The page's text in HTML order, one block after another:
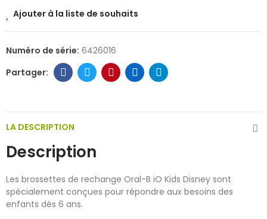
Ajouter à la liste de souhaits
Numéro de série: 6426016
LA DESCRIPTION
Description
Les brossettes de rechange Oral-B iO Kids Disney sont
spécialement conçues pour répondre aux besoins des
enfants dès 6 ans.